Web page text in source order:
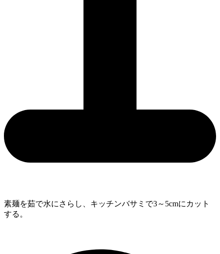
素麺を茹で水にさらし、キッチンバサミで3～5cmにカット
する。